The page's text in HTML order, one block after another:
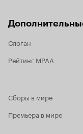
Слоган
Рейтинг MPAA
Сборы в мире
Премьера в мире